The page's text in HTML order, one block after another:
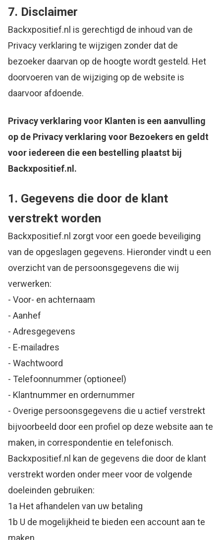
7. Disclaimer
Backxpositief.nl is gerechtigd de inhoud van de
Privacy verklaring te wijzigen zonder dat de
bezoeker daarvan op de hoogte wordt gesteld. Het
doorvoeren van de wijziging op de website is
daarvoor afdoende.
Privacy verklaring voor Klanten is een aanvulling
op de Privacy verklaring voor Bezoekers en geldt
voor iedereen die een bestelling plaatst bij
Backxpositief.nl.
1. Gegevens die door de klant
verstrekt worden
Backxpositief.nl zorgt voor een goede beveiliging
van de opgeslagen gegevens. Hieronder vindt u een
overzicht van de persoonsgegevens die wij
verwerken:
- Voor- en achternaam
- Aanhef
- Adresgegevens
- E-mailadres
- Wachtwoord
- Telefoonnummer (optioneel)
- Klantnummer en ordernummer
- Overige persoonsgegevens die u actief verstrekt
bijvoorbeeld door een profiel op deze website aan te
maken, in correspondentie en telefonisch.
Backxpositief.nl kan de gegevens die door de klant
verstrekt worden onder meer voor de volgende
doeleinden gebruiken:
1a Het afhandelen van uw betaling
1b U de mogelijkheid te bieden een account aan te
maken